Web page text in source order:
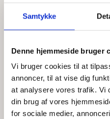
Samtykke
Denne hjemmeside bruger
Vi bruger cookies til at
annoncer, til at vise dig
at analysere vores trafik. Vi
din brug af vores
for sociale medier,
Efternavn